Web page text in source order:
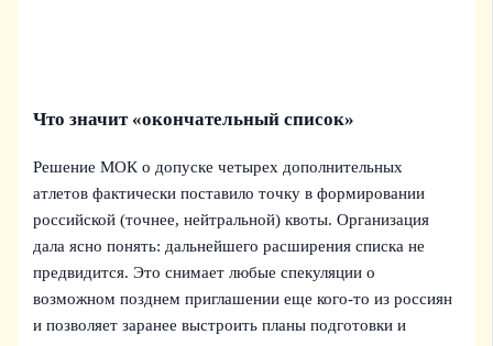
Что значит «окончательный список»
Решение МОК о допуске четырех дополнительных
атлетов фактически поставило точку в формировании
российской (точнее, нейтральной) квоты. Организация
дала ясно понять: дальнейшего расширения списка не
предвидится. Это снимает любые спекуляции о
возможном позднем приглашении еще кого-то из россиян
и позволяет заранее выстроить планы подготовки и